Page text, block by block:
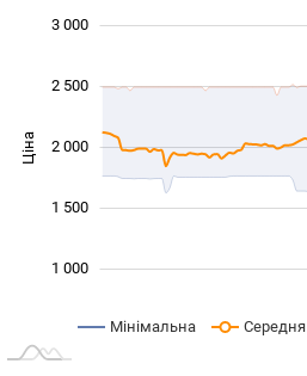
Ціна 1 000
1 000
1 500
2 000
2 500
3 000
Мінімальна Середня